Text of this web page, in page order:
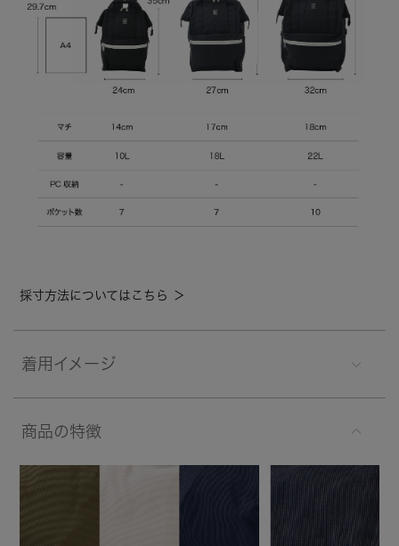
採寸方法についてはこちら ＞
着用イメージ
商品の特徴